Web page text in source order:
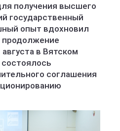
получения высшего
государственный
опыт вдохновил
продолжение
в Вятском
соглашения